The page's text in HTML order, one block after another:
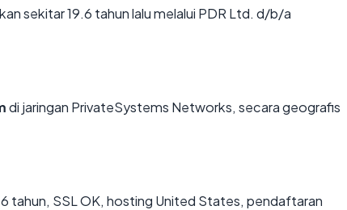
sekitar 19.6 tahun lalu melalui PDR Ltd. d/b/a
di jaringan PrivateSystems Networks, secara geografis
tahun, SSL OK, hosting United States, pendaftaran